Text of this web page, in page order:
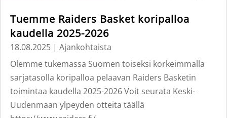
Tuemme Raiders Basket koripalloa
kaudella 2025-2026
18.08.2025 | Ajankohtaista
Olemme tukemassa Suomen toiseksi korkeimmalla
sarjatasolla koripalloa pelaavan Raiders Basketin
toimintaa kaudella 2025-2026 Voit seurata Keski-
Uudenmaan ylpeyden otteita täällä